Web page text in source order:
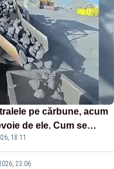
pe cărbune, acum
de ele. Cum se
plină criză energetică
18:11
23:06